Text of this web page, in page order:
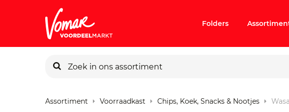
Pincode vergeten
Folders
Assortiment Voorraadkast Chips, Koek, Snacks & Nootjes